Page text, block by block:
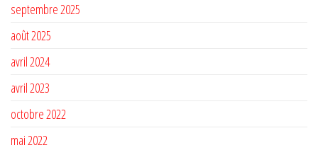
septembre 2025
août 2025
avril 2024
avril 2023
octobre 2022
mai 2022